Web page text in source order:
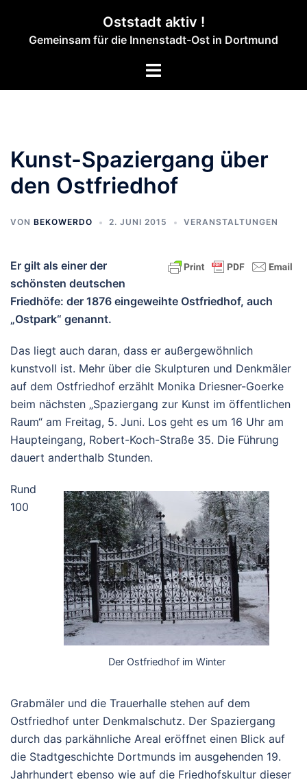
springen
Oststadt aktiv !
Gemeinsam für die Innenstadt-Ost in Dortmund
Menü
Kunst-Spaziergang über
den Ostfriedhof
VON BEKOWERDO 2. JUNI 2015 VERANSTALTUNGEN
Er gilt als einer der
schönsten deutschen
Friedhöfe: der 1876 eingeweihte Ostfriedhof, auch
„Ostpark“ genannt.
Das liegt auch daran, dass er außergewöhnlich
kunstvoll ist. Mehr über die Skulpturen und Denkmäler
auf dem Ostfriedhof erzählt Monika Driesner-Goerke
beim nächsten „Spaziergang zur Kunst im öffentlichen
Raum“ am Freitag, 5. Juni. Los geht es um 16 Uhr am
Haupteingang, Robert-Koch-Straße 35. Die Führung
dauert anderthalb Stunden.
Der Ostfriedhof im Winter
Rund
100
Grabmäler und die Trauerhalle stehen auf dem
Ostfriedhof unter Denkmalschutz. Der Spaziergang
durch das parkähnliche Areal eröffnet einen Blick auf
die Stadtgeschichte Dortmunds im ausgehenden 19.
Jahrhundert ebenso wie auf die Friedhofskultur dieser